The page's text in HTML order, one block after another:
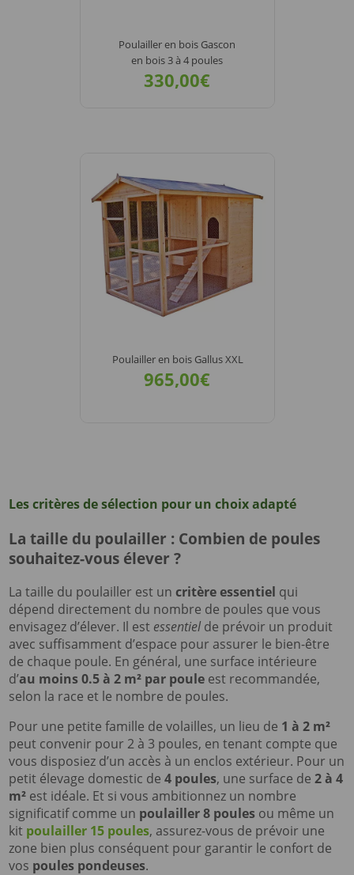
Poulailler en bois Gascon
en bois 3 à 4 poules
330,00€
Poulailler en bois Gallus XXL
965,00€
Les critères de sélection pour un choix adapté
La taille du poulailler : Combien de poules
souhaitez-vous élever ?
La taille du poulailler est uncritère essentiel qui
dépend directement du nombre de poules que vous
envisagez d’élever. Il est essentielde prévoir un produit
avec suffisamment d’espace pour assurer le bien-être
de chaque poule. En général, une surface intérieure
d’au moins 0.5 à 2 m² par poule est recommandée,
selon la race et le nombre de poules.
Pour une petite famille de volailles, un lieu de 1 à 2 m²
peut convenir pour 2 à 3 poules, en tenant compte que
vous disposiez d’un accès à un enclos extérieur. Pour un
petit élevage domestic de4 poules, une surface de2 à 4
m² est idéale. Et si vous ambitionnez un nombre
significatif comme un poulailler 8 poules ou même un
kit poulailler 15 poules, assurez-vous de prévoir une
zone bien plus conséquent pour garantir le confort de
vos poules pondeuses.